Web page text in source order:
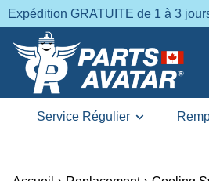
Expédition GRATUITE de 1 à 3
Service Régulier